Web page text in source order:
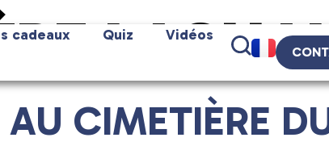
cadeaux Quiz Vidéos
CIMETIÈRE